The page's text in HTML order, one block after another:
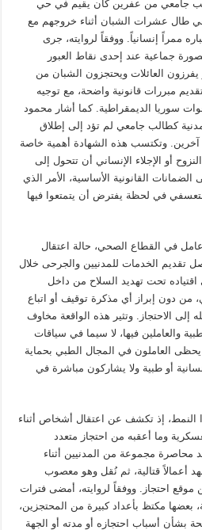
جامعي من عفرين كان يقيم في حي
طال عشرات الشبان أثناء خروجهم مع
ممراً إنسانياً. ووفقاً لروايته، جرى
جماعية عند إحدى نقاط العبور
يفرزون العائلات ويحتجزون الشبان من
مبررات قانونية واضحة، مع توجيه
قوات سوريا الديمقراطية. كما أشار محمود
كطالب جامعي لم تؤد إلى إطلاق
آخرين. وتكتسب هذه الشهادة أهمية خاصة
أو الإجلاء الإنساني أن تتحول إلى
القانونية الأساسية، الأمر الذي
في لحظة يفترض أن يتمتعوا فيها
في القطاع الصحي، حالة اعتقال
الخدمات للمدنيين والجرحى خلال
اقتياده تحت تهديد السلاح من داخل
من دون إبراز أي مذكرة توقيف أو اتباع
إلى الاحتجاز. وتثير هذه الواقعة مخاوف
والعاملين فيها، لا سيما في سياقات
العاملون في المجال الطبي بحماية
أو طبية ولا يشاركون مباشرة في
النمط، إذ تكشف عن اعتقال أشخاص أثناء
وما أعقبه من احتجاز متعدد
محاصرة مجموعة من المدنيين أثناء
أعمالاً قتالية، ثم نُقل وهو معصوب
موقع احتجاز. ووفقاً لروايته، أمضى فترات
بعضها مكتظ بأعداد كبيرة من المحتجزين،
بشأن أسباب احتجازه أو مدته أو الجهة